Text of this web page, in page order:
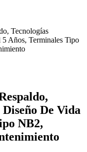
De Vida
NB2,